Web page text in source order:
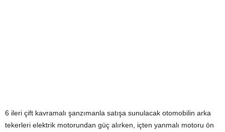
6 ileri çift kavramalı şanzımanla satışa sunulacak otomobilin arka
tekerleri elektrik motorundan güç alırken, içten yanmalı motoru ön